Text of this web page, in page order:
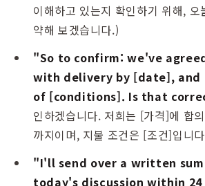
이해하고 있는지 확인하기 위해,
약해 보겠습니다.)
"So to confirm: we've
with delivery by [date], and
of [conditions]. Is that
인하겠습니다. 저희는 [가격]에 합
까지이며, 지불 조건은 [조건]입니
"I'll send over a written
today's discussion within